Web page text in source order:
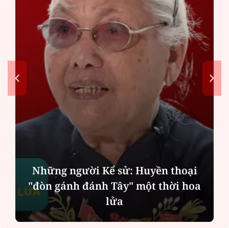
Chính quyền địa phương 2 cấp: Dịch
vụ công ngày càng gần dân